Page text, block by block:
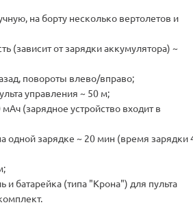
на борту несколько вертолетов и
(зависит от зарядки аккумулятора) ~
повороты влево/вправо;
управления ~ 50 м;
(зарядное устройство входит в
одной зарядке ~ 20 мин (время зарядки
и батарейка (типа "Крона") для пульта